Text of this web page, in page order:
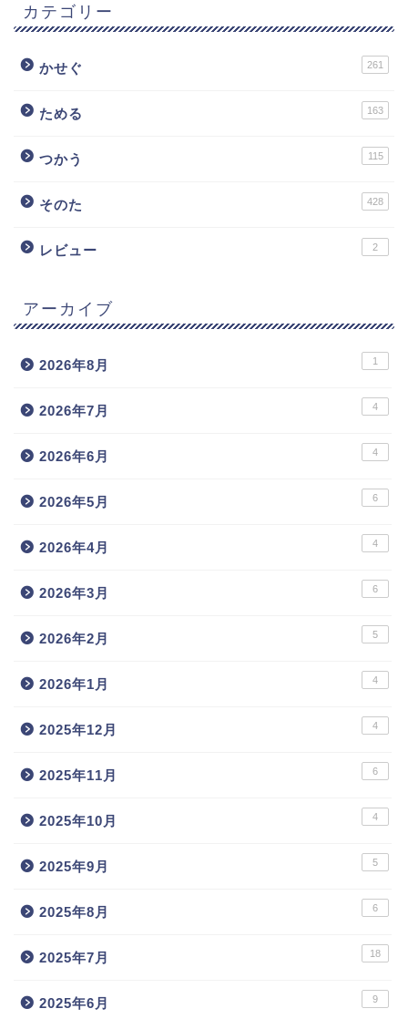
カテゴリー
かせぐ 261
ためる 163
つかう 115
そのた 428
レビュー 2
アーカイブ
2026年8月 1
2026年7月 4
2026年6月 4
2026年5月 6
2026年4月 4
2026年3月 6
2026年2月 5
2026年1月 4
2025年12月 4
2025年11月 6
2025年10月 4
2025年9月 5
2025年8月 6
2025年7月 18
2025年6月 9